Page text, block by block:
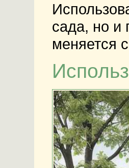
сада, но и
меняется